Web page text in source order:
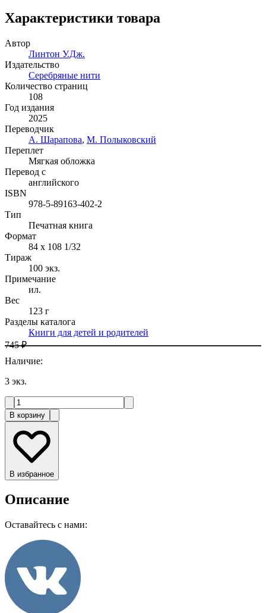
Характеристики товара
Автор
Линтон У.Дж.
Издательство
Серебряные нити
Количество страниц
108
Год издания
2025
Переводчик
А. Шарапова, М. Полыковский
Переплет
Мягкая обложка
Перевод с
английского
ISBN
978-5-89163-402-2
Тип
Печатная книга
Формат
84 x 108 1/32
Тираж
100 экз.
Примечание
ил.
Вес
123 г
Разделы каталога
Книги для детей и родителей
745 ₽
Наличие:
3 экз.
В корзину
В избранное
Описание
Оставайтесь с нами: